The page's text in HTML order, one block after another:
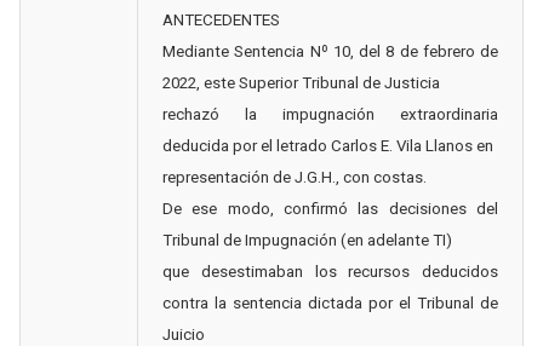
ANTECEDENTES
Mediante Sentencia Nº 10, del 8 de febrero de
2022, este Superior Tribunal de Justicia
rechazó la impugnación extraordinaria
deducida por el letrado Carlos E. Vila Llanos en
representación de J.G.H., con costas.
De ese modo, confirmó las decisiones del
Tribunal de Impugnación (en adelante TI)
que desestimaban los recursos deducidos
contra la sentencia dictada por el Tribunal de
Juicio